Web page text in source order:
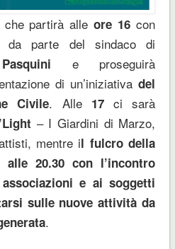
che partirà alleore 16con
da parte del sindaco di
e proseguirà
di un’iniziativadel
Civile. Alle 17 ci sarà
– I Giardini di Marzo,
mentre il fulcro della
20.30 con l’incontro
e ai soggetti
sulle nuove attività da
.